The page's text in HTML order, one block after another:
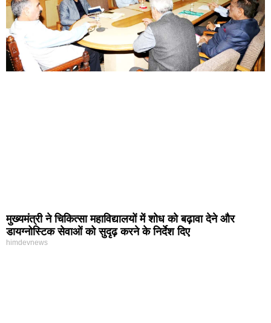
मुख्यमंत्री ने चिकित्सा महाविद्यालयों में शोध को बढ़ावा देने और
डायग्नोस्टिक सेवाओं को सुदृढ़ करने के निर्देश दिए
himdevnews